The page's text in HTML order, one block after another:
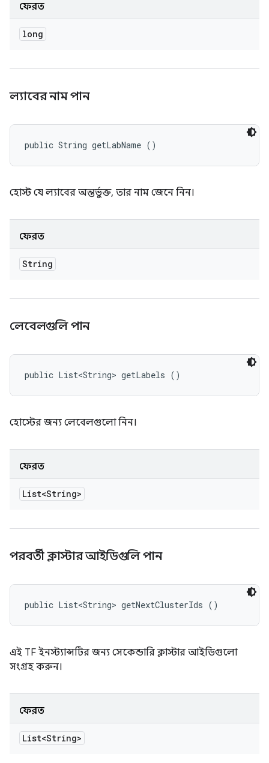
ফেরত
long
ল্যাবের নাম পান
public String getLabName ()
হোস্ট যে ল্যাবের অন্তর্ভুক্ত, তার নাম জেনে নিন।
ফেরত
String
লেবেলগুলি পান
public List<String> getLabels ()
হোস্টের জন্য লেবেলগুলো নিন।
ফেরত
List<String>
পরবর্তী ক্লাস্টার আইডিগুলি পান
public List<String> getNextClusterIds ()
এই TF ইনস্ট্যান্সটির জন্য সেকেন্ডারি ক্লাস্টার আইডিগুলো
সংগ্রহ করুন।
ফেরত
List<String>